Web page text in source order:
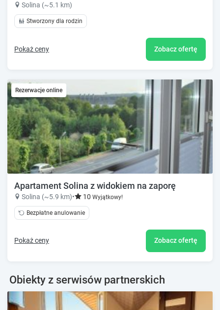
Solina (~5.1 km)
Stworzony dla rodzin
Pokaż ceny Zobacz ofertę
Rezerwacje online
Apartament Solina z widokiem na zaporę
Solina (~5.9 km)• 10 Wyjątkowy!
Bezpłatne anulowanie
Pokaż ceny Zobacz ofertę
Obiekty z serwisów partnerskich